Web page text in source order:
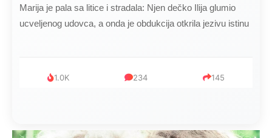
Marija je pala sa litice i stradala: Njen dečko Ilija glumio
ucveljenog udovca, a onda je obdukcija otkrila jezivu istinu
1.0K 234 145